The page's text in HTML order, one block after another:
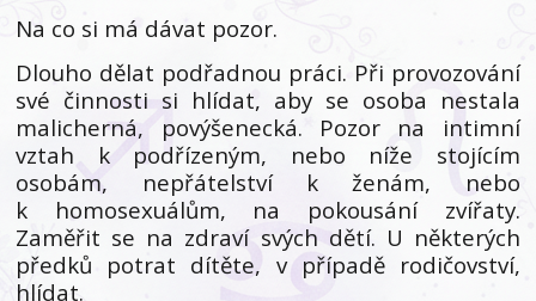
Na co si má dávat pozor.
Dlouho dělat podřadnou práci. Při provozování
své činnosti si hlídat, aby se osoba nestala
malicherná, povýšenecká. Pozor na intimní
vztah k podřízeným, nebo níže stojícím
osobám, nepřátelství k ženám, nebo
k homosexuálům, na pokousání zvířaty.
Zaměřit se na zdraví svých dětí. U některých
předků potrat dítěte, v případě rodičovství,
hlídat.